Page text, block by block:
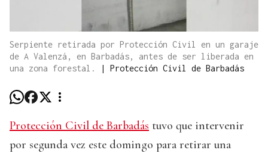
Serpiente retirada por Protección Civil en un garaje
de A Valenzá, en Barbadás, antes de ser liberada en
una zona forestal.
| Protección Civil de Barbadás
Protección Civil de Barbadás tuvo que intervenir
por segunda vez este domingo para retirar una